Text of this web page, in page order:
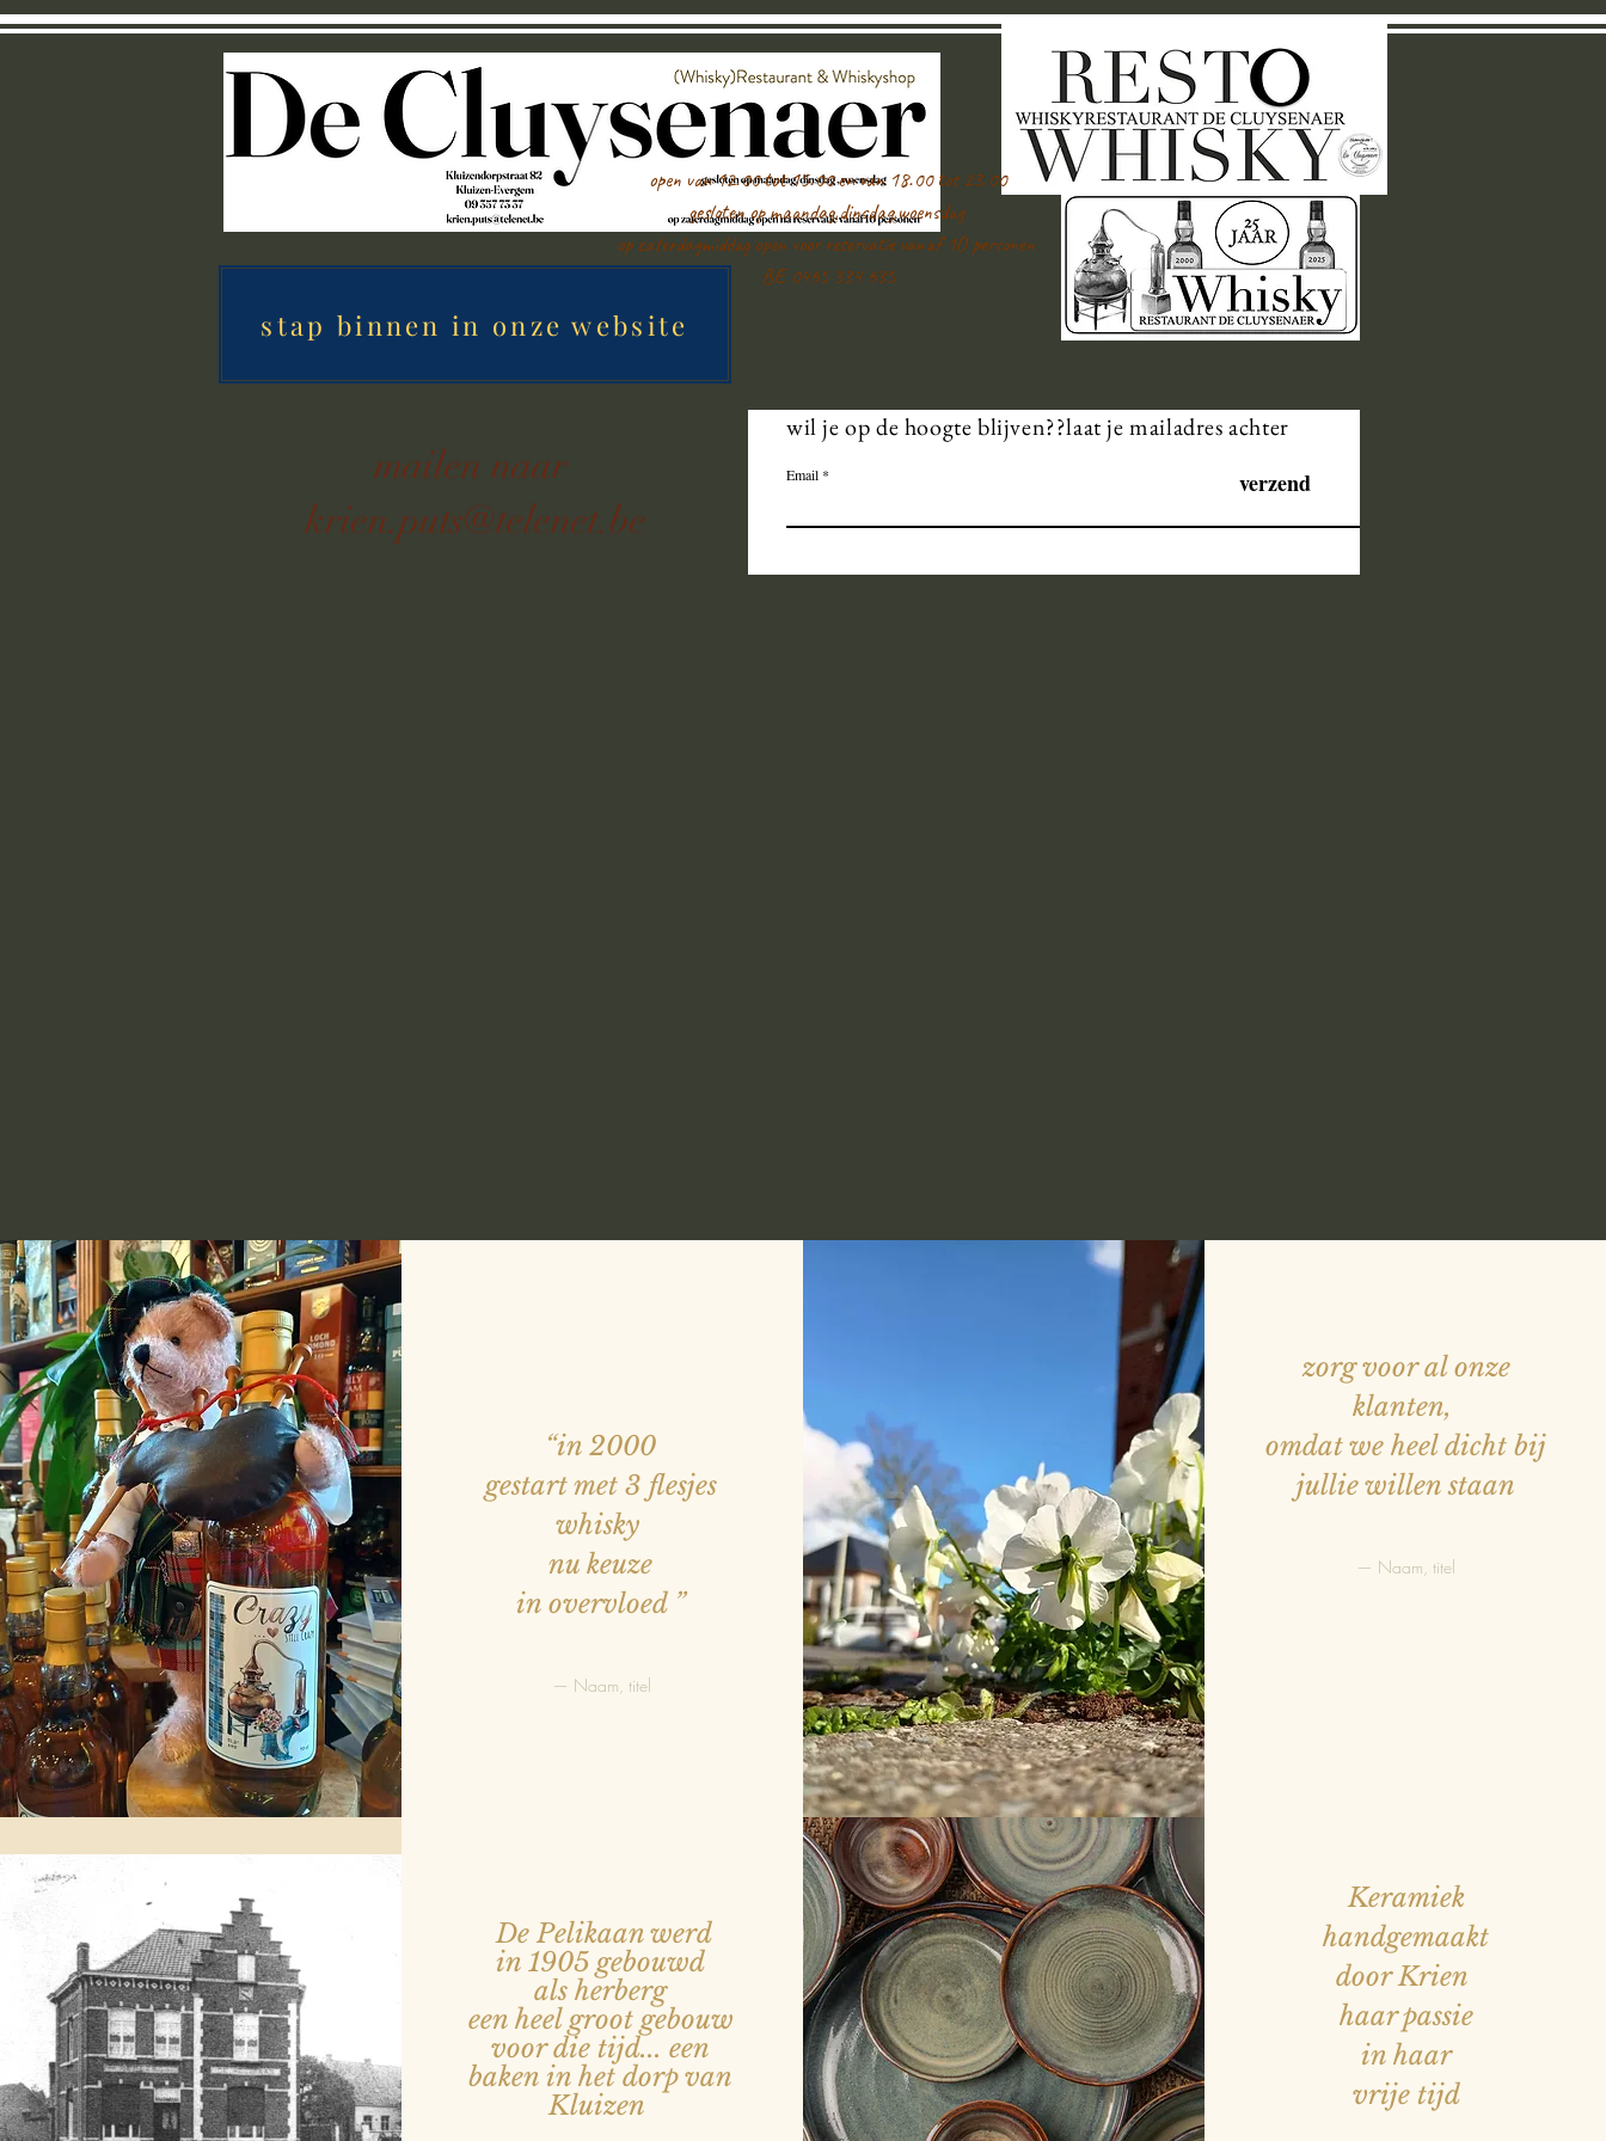
open van 12.00 tot 15.00 en van 18.00 tot 23.00
gesloten op maandag,dinsdag,woensdag
op zaterdagmiddag open voor reservatie vanaf 1O personen
BE 0465 334 635
stap binnen in onze website
mailen naar
krien.puts@telenet.be
wil je op de hoogte blijven??laat je mailadres achter
Email verzend
De Pelikaan werd
in 1905 gebouwd
als herberg
een heel groot gebouw
voor die tijd... een
baken in het dorp van
Kluizen
Keramiek
handgemaakt
door Krien
haar passie
in haar
vrije tijd
“in 2000
gestart met 3 flesjes
whisky
nu keuze
in overvloed ”
— Naam, titel
zorg voor al onze
klanten,
omdat we heel dicht bij
jullie willen staan
— Naam, titel